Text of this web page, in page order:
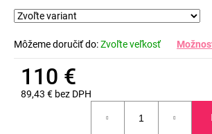
Môžeme doručiť do:Zvoľte veľkosť
110 €
89,43 € bez DPH